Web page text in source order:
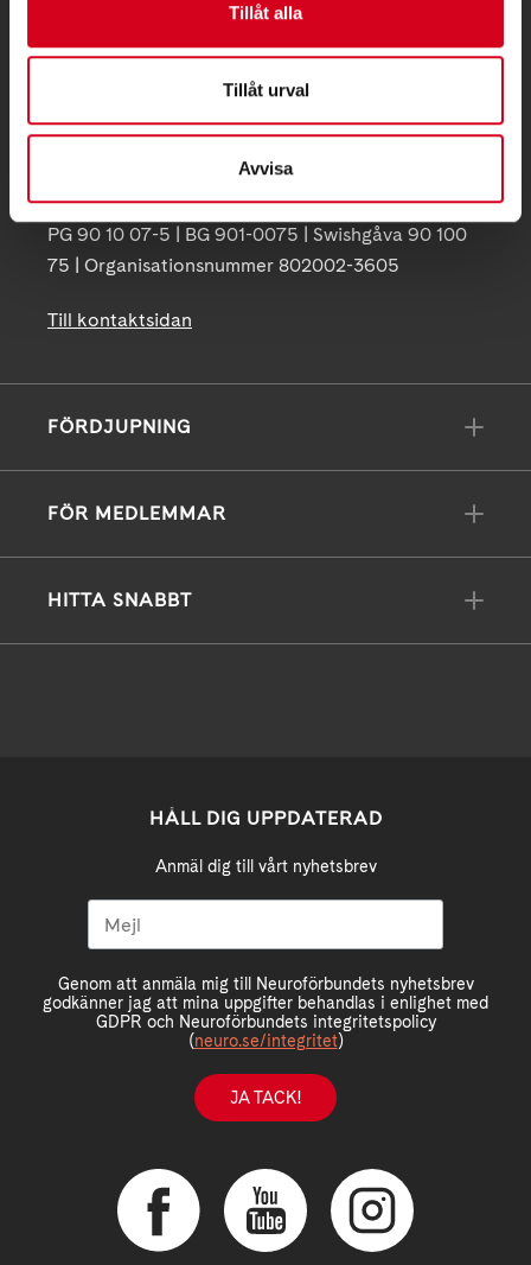
Tillåt alla
Tillåt urval
Avvisa
08-677 70 10
171 04 Solna
info@neuro.se
PG 90 10 07-5 | BG 901-0075 | Swishgåva 90 100
75 | Organisationsnummer 802002-3605
Till kontaktsidan
FÖRDJUPNING
FÖR MEDLEMMAR
HITTA SNABBT
HÅLL DIG UPPDATERAD
Anmäl dig till vårt nyhetsbrev
Genom att anmäla mig till Neuroförbundets nyhetsbrev
godkänner jag att mina uppgifter behandlas i enlighet med
GDPR och Neuroförbundets integritetspolicy
(neuro.se/integritet)
JA TACK!